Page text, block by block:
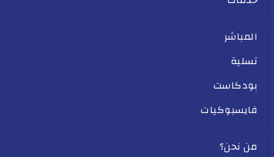
المباشر
تسلية
بودكاست
فايسبوكيات
من نحن؟